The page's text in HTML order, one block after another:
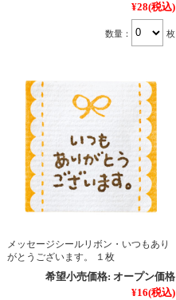
¥28(税込)
数量： 枚
メッセージシールリボン・いつもあり
がとうございます。 １枚
希望小売価格: オープン価格
¥16(税込)